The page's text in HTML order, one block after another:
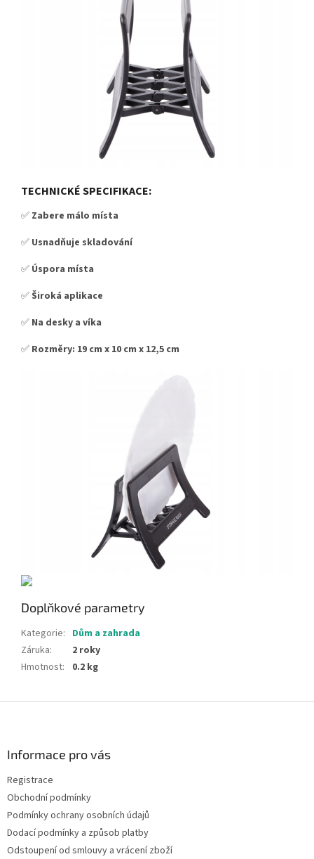
TECHNICKÉ SPECIFIKACE:
✅ Zabere málo místa
✅ Usnadňuje skladování
✅ Úspora místa
✅Široká aplikace
✅ Na desky a víka
✅ Rozměry: 19 cm x 10 cm x 12,5 cm
Doplňkové parametry
Kategorie: Dům a zahrada
Záruka:
2 roky
Hmotnost: 0.2 kg
Informace pro vás
Registrace
Obchodní podmínky
Podmínky ochrany osobních údajů
Dodací podmínky a způsob platby
Odstoupení od smlouvy a vrácení zboží